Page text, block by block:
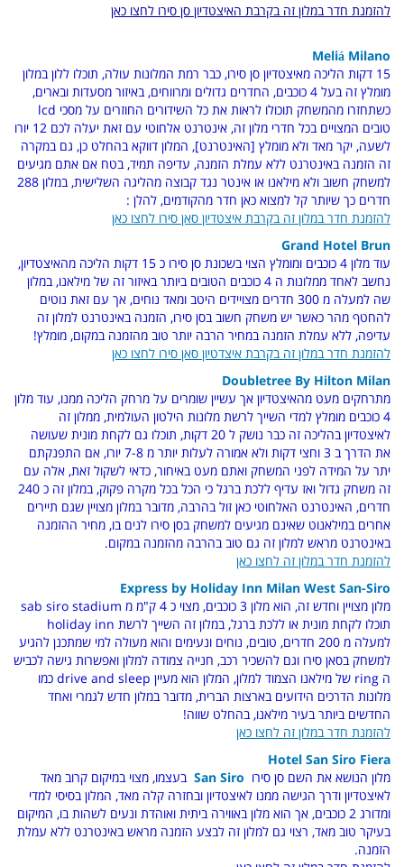
להזמנת חדר במלון זה בקרבת האיצטדיון סן סירו לחצו כאן
Meliá Milano
15 דקות הליכה מאיצטדיון סן סירו, כבר רמת המלונות עולה, תוכלו ללון במלון
מומלץ זה בעל 4 כוכבים, החדרים גדולים ומרווחים, באיזור מסעדות ובארים,
כשתחזרו מהמשחק תוכולו לראות את כל השידורים החוזרים על מסכי lcd
טובים המצויים בכל חדרי מלון זה, אינטרנט אלחוטי עם זאת יעלה לכם 12 יורו
לשעה, יקר מאד ולא מומלץ [האינטרנט], המלון דווקא בהחלט כן, גם במקרה
זה הזמנה באינטרנט ללא עמלת הזמנה, עדיפה תמיד, בטח אם אתם מגיעים
למשחק חשוב ולא מילאנו או אינטר נגד קבוצה מהליגה השלישית, במלון 288
חדרים כך שיותר קל למצוא כאן חדר מהקודמים, להלן :
להזמנת חדר במלון זה בקרבת איצטדיון סאן סירו לחצו כאן
Grand Hotel Brun
עוד מלון 4 כוכבים ומומלץ הצוי בשכונת סן סירו כ 15 דקות הליכה מהאיצטדיון,
נחשב לאחד ממלונות ה 4 כוכבים הטובים ביותר באיזור זה של מילאנו, במלון
שה למעלה מ 300 חדרים מצויידים היטב ומאד נוחים, אך עם זאת נוטים
להחטף מהר כאשר יש משחק חשוב בסן סירו, הזמנה באינטרנט למלון זה
עדיפה, ללא עמלת הזמנה במחיר הרבה יותר טוב מהזמנה במקום, מומלץ!
להזמנת חדר במלון זה בקרבת איצדטיון סאן סירו לחצו כאן
Doubletree By Hilton Milan
מתרחקים מעט מהאיצטדיון אך עשיין שומרים על מרחק הליכה ממנו, עוד מלון
4 כוכבים מומלץ למדי השייך לרשת מלונות הילטון העולמית, ממלון זה
לאיצטדיון בהליכה זה כבר נושק ל 20 דקות, תוכלו גם לקחת מונית שעושה
את הדרך ב 3 וחצי דקות ולא אמורה לעלות יותר מ 7-8 יורו, אם התפנקתם
יתר על המידה לפני המשחק ואתם מעט באיחור, כדאי לשקול זאת, אלה עם
זה משחק גדול ואז עדיף ללכת ברגל כי הכל בכל מקרה פקוק, במלון זה כ 240
חדרים, האינטרנט האלחוטי כאן זול בהרבה, מדובר במלון מצויין שגם תיירים
אחרים במילאנוט שאינם מגיעים למשחק בסן סירו לנים בו, מחיר ההזמנה
באינטרנט מראש למלון זה גם טוב בהרבה מהזמנה במקום.
להזמנת חדר במלון זה לחצו כאן
Express by Holiday Inn Milan West San-Siro
מלון מצויין וחדש זה, הוא מלון 3 כוכבים, מצוי כ 4 ק"מ מ sab siro stadium
תוכלו לקחת מונית או ללכת ברגל, במלון זה השייך לרשת holiday inn
למעלה מ 200 חדרים, טובים, נוחים ונעימים והוא מעולה למי שמתכנן להגיע
למשחק בסאן סירו וגם להשכיר רכב, חנייה צמודה למלון ואפשרות גישה לכביש
ה ring של מילאנו הצמוד למלון, המלון הוא מעיין drive and sleep כמו
מלונות הדרכים הידועים בארצות הברית, מדובר במלון חדש לגמרי ואחד
החדשים ביותר בעיר מילאנו, בהחלט שווה!
להזמנת חדר במלון זה לחצו כאן
Hotel San Siro Fiera
מלון הנושא את השם סן סירו San Siro בעצמו, מצוי במיקום קרוב מאד
לאיצטדיון ודרך הגישה ממנו לאיצטדיון ובחזרה קלה מאד, המלון בסיסי למדי
ומדורג 2 כוכבים, אך הוא מלון באווירה ביתית ואוהדת ונעים לשהות בו, המיקום
בעיקר טוב מאד, רצוי גם למלון זה לבצע הזמנה מראש באינטרנט ללא עמלת
הזמנה.